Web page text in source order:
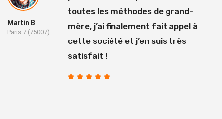
Martin B
Paris 7 (75007)
toutes les méthodes de grand-
mère, j’ai finalement fait appel à
cette société et j’en suis très
satisfait !